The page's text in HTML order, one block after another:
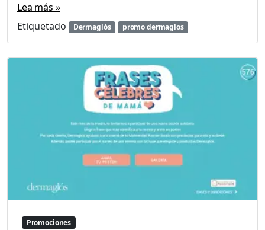
Lea más »
Etiquetado
Dermaglós promo dermaglos
Promociones